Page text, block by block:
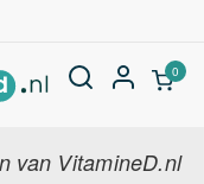
0
van VitamineD.nl